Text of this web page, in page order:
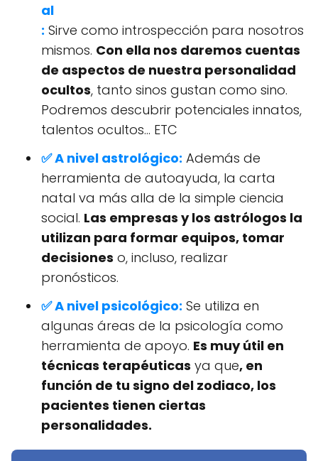
al
: Sirve como introspección para nosotros
mismos. Con ella nos daremos cuentas
de aspectos de nuestra personalidad
ocultos, tanto sinos gustan como sino.
Podremos descubrir potenciales innatos,
talentos ocultos... ETC
✅ A nivel astrológico: Además de
herramienta de autoayuda, la carta
natal va más alla de la simple ciencia
social. Las empresas y los astrólogos la
utilizan para formar equipos, tomar
decisiones o, incluso, realizar
pronósticos.
✅ A nivel psicológico: Se utiliza en
algunas áreas de la psicología como
herramienta de apoyo. Es muy útil en
técnicas terapéuticas ya que, en
función de tu signo del zodiaco, los
pacientes tienen ciertas
personalidades.